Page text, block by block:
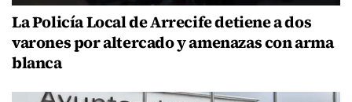
La Policía Local de Arrecife detiene a dos
varones por altercado y amenazas con arma
blanca